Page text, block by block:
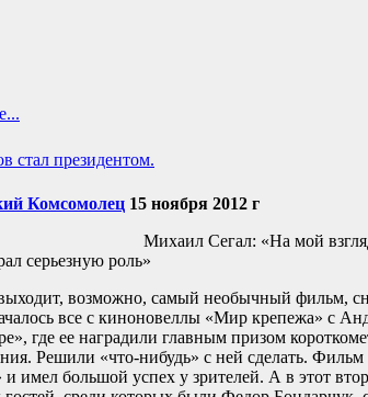
стал президентом.
Комсомолец 15 ноября 2012 г
Михаил Сегал: «На мой
серьезную роль»
возможно, самый необычный фильм,
все с киноновеллы «Мир крепежа» с
где ее наградили главным призом
Решили «что-нибудь» с ней сделать.
и имел большой успех у зрителей. А в этот